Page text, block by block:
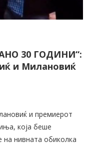
30 ГОДИНИ“:
и Милановиќ
и премиерот
која беше
на нивната обиколка